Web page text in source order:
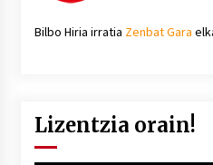
Bilbo Hiria irratia Zenbat Gara
Lizentzia orain!